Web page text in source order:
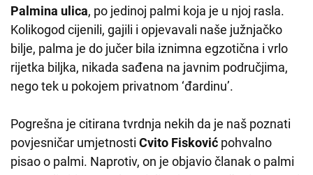
Palmina ulica, po jedinoj palmi koja je u njoj rasla.
Kolikogod cijenili, gajili i opjevavali naše južnjačko
bilje, palma je do jučer bila iznimna egzotična i vrlo
rijetka biljka, nikada sađena na javnim područjima,
nego tek u pokojem privatnom ‘đardinu’.
Pogrešna je citirana tvrdnja nekih da je naš poznati
povjesničar umjetnosti Cvito Fisković pohvalno
pisao o palmi. Naprotiv, on je objavio članak o palmi